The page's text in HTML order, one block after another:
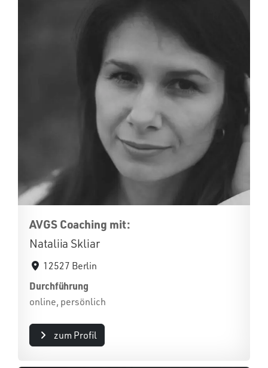
AVGS Coaching mit:
Nataliia Skliar
12527 Berlin
Durchführung
online, persönlich
zum Profil